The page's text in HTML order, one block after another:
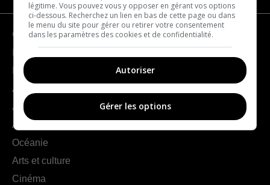
Géographie
Europe
Amériques
Asie
Afrique
Océanie
Arts et culture
Cinéma
légitime. Vous pouvez vous y opposer en gérant vos options
ci-dessous. Recherchez un lien en bas de cette page ou dans
le menu du site pour gérer ou retirer votre consentement
dans les paramètres des cookies et de confidentialité.
Autoriser
Gérer les options